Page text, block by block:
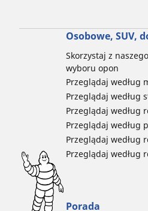
Osobowe, SUV,
Skorzystaj z
wyboru opon
Przeglądaj według
Przeglądaj według
Przeglądaj według
Przeglądaj według
Przeglądaj według
Przeglądaj według
Porada